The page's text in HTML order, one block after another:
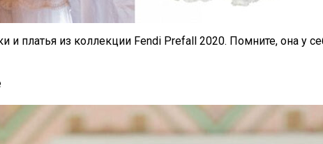
платья из коллекции Fendi Prefall 2020. Помните, она у